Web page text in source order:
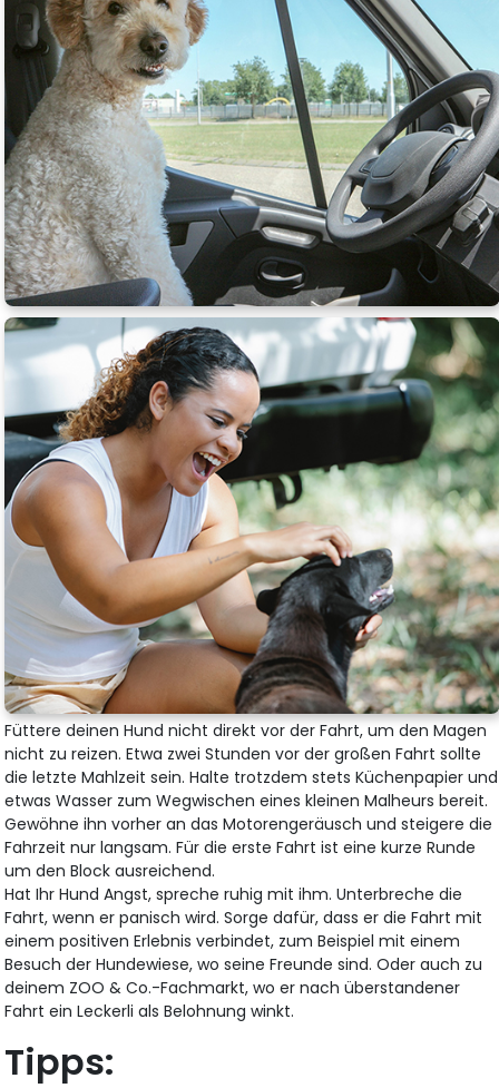
Füttere deinen Hund nicht direkt vor der Fahrt, um den Magen
nicht zu reizen. Etwa zwei Stunden vor der großen Fahrt sollte
die letzte Mahlzeit sein. Halte trotzdem stets Küchenpapier und
etwas Wasser zum Wegwischen eines kleinen Malheurs bereit.
Gewöhne ihn vorher an das Motorengeräusch und steigere die
Fahrzeit nur langsam. Für die erste Fahrt ist eine kurze Runde
um den Block ausreichend.
Hat Ihr Hund Angst, spreche ruhig mit ihm. Unterbreche die
Fahrt, wenn er panisch wird. Sorge dafür, dass er die Fahrt mit
einem positiven Erlebnis verbindet, zum Beispiel mit einem
Besuch der Hundewiese, wo seine Freunde sind. Oder auch zu
deinem ZOO & Co.-Fachmarkt, wo er nach überstandener
Fahrt ein Leckerli als Belohnung winkt.
Tipps: